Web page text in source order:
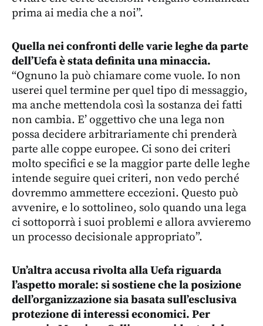
prima ai media che a noi”.
Quella nei confronti delle varie leghe da parte
dell’Uefa è stata definita una minaccia.
“Ognuno la può chiamare come vuole. Io non
userei quel termine per quel tipo di messaggio,
ma anche mettendola così la sostanza dei fatti
non cambia. E’ oggettivo che una lega non
possa decidere arbitrariamente chi prenderà
parte alle coppe europee. Ci sono dei criteri
molto specifici e se la maggior parte delle leghe
intende seguire quei criteri, non vedo perché
dovremmo ammettere eccezioni. Questo può
avvenire, e lo sottolineo, solo quando una lega
ci sottoporrà i suoi problemi e allora avvieremo
un processo decisionale appropriato”.
Un’altra accusa rivolta alla Uefa riguarda
l’aspetto morale: si sostiene che la posizione
dell’organizzazione sia basata sull’esclusiva
protezione di interessi economici. Per